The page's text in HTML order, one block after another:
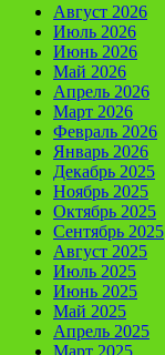
Август 2026
Июль 2026
Июнь 2026
Май 2026
Апрель 2026
Март 2026
Февраль 2026
Январь 2026
Декабрь 2025
Ноябрь 2025
Октябрь 2025
Сентябрь 2025
Август 2025
Июль 2025
Июнь 2025
Май 2025
Апрель 2025
Март 2025